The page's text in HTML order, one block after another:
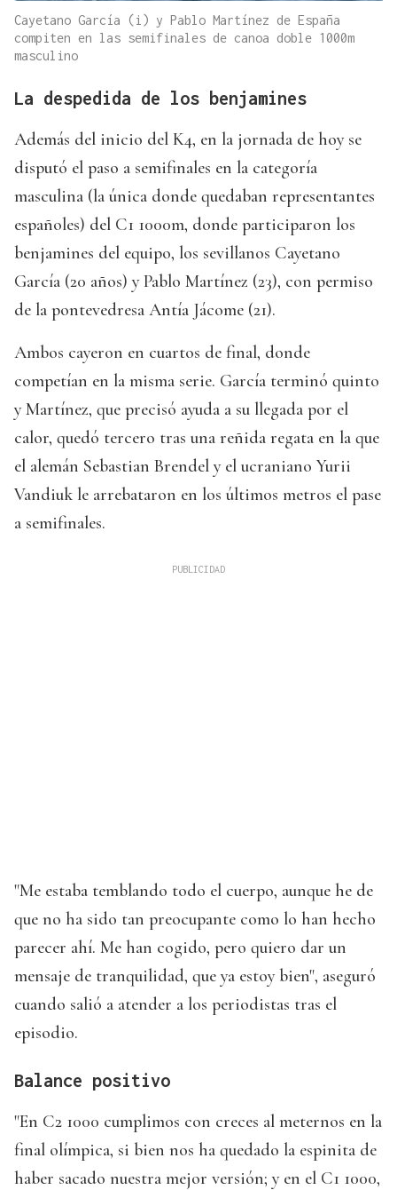
Cayetano García (i) y Pablo Martínez de España
compiten en las semifinales de canoa doble 1000m
masculino
La despedida de los benjamines
Además del inicio del K4, en la jornada de hoy se
disputó el paso a semifinales en la categoría
masculina (la única donde quedaban representantes
españoles) del C1 1000m, donde participaron los
benjamines del equipo, los sevillanos Cayetano
García (20 años) y Pablo Martínez (23), con permiso
de la pontevedresa Antía Jácome (21).
Ambos cayeron en cuartos de final, donde
competían en la misma serie. García terminó quinto
y Martínez, que precisó ayuda a su llegada por el
calor, quedó tercero tras una reñida regata en la que
el alemán Sebastian Brendel y el ucraniano Yurii
Vandiuk le arrebataron en los últimos metros el pase
a semifinales.
"Me estaba temblando todo el cuerpo, aunque he de
que no ha sido tan preocupante como lo han hecho
parecer ahí. Me han cogido, pero quiero dar un
mensaje de tranquilidad, que ya estoy bien", aseguró
cuando salió a atender a los periodistas tras el
episodio.
Balance positivo
"En C2 1000 cumplimos con creces al meternos en la
final olímpica, si bien nos ha quedado la espinita de
haber sacado nuestra mejor versión; y en el C1 1000,